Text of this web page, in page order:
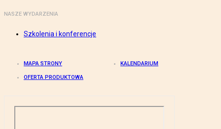
NASZE WYDARZENIA
Szkolenia i konferencje
MAPA STRONY KALENDARIUM
OFERTA PRODUKTOWA